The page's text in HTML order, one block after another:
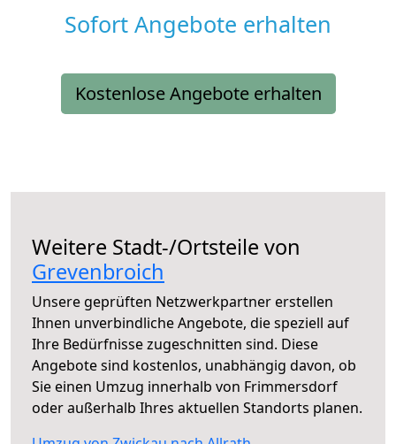
Sofort Angebote erhalten
Kostenlose Angebote erhalten
Weitere Stadt-/Ortsteile von
Grevenbroich
Unsere geprüften Netzwerkpartner erstellen
Ihnen unverbindliche Angebote, die speziell auf
Ihre Bedürfnisse zugeschnitten sind. Diese
Angebote sind kostenlos, unabhängig davon, ob
Sie einen Umzug innerhalb von Frimmersdorf
oder außerhalb Ihres aktuellen Standorts planen.